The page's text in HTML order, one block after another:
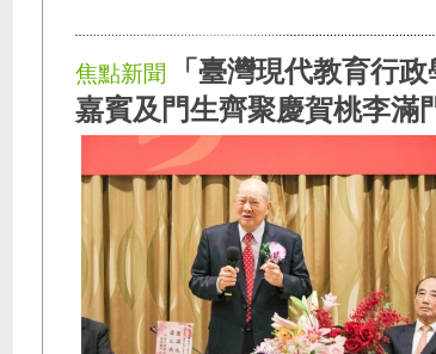
焦點新聞
「臺灣現代教育行
嘉賓及門生齊聚慶賀桃李滿